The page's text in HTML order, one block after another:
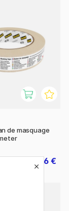
de masquage
2.56 €